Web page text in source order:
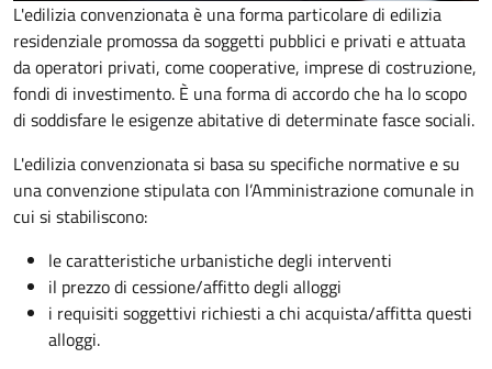
L'edilizia convenzionata è una forma particolare di edilizia
residenziale promossa da soggetti pubblici e privati e attuata
da operatori privati, come cooperative, imprese di costruzione,
fondi di investimento. È una forma di accordo che ha lo scopo
di soddisfare le esigenze abitative di determinate fasce sociali.
L'edilizia convenzionata si basa su specifiche normative e su
una convenzione stipulata con l’Amministrazione comunale in
cui si stabiliscono:
le caratteristiche urbanistiche degli interventi
il prezzo di cessione/affitto degli alloggi
i requisiti soggettivi richiesti a chi acquista/affitta questi
alloggi.